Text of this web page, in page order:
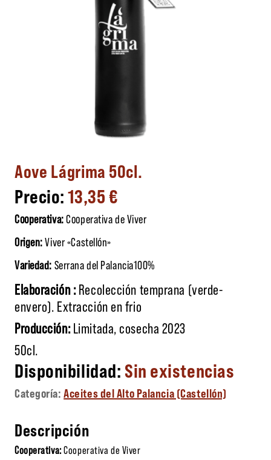
Aove Lágrima 50cl.
13,35€
Cooperativa:Cooperativa de Viver
Origen:Viver «Castellón»
Variedad: Serrana del Palancia100%
Elaboración :Recolección temprana (verde-
envero). Extracción en frio
Producción:Limitada, cosecha 2023
50cl.
Sin existencias
Categoría:Aceites del Alto Palancia (Castellón)
Descripción
Cooperativa:Cooperativa de Viver